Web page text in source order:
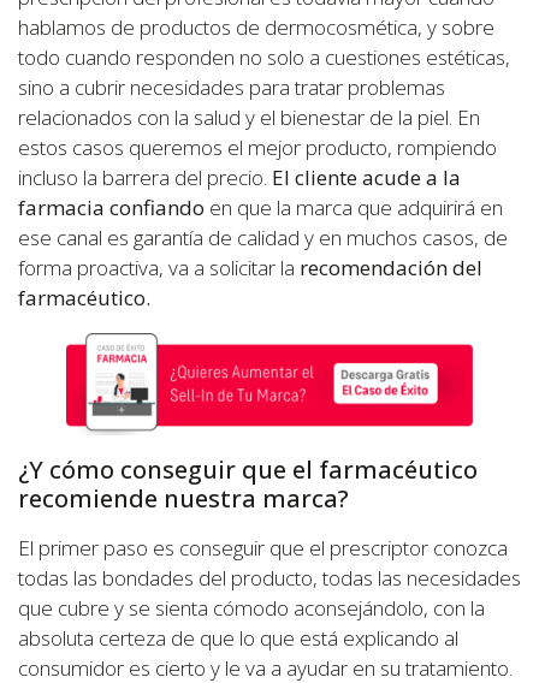
hablamos de productos de dermocosmética, y sobre
todo cuando responden no solo a cuestiones estéticas,
sino a cubrir necesidades para tratar problemas
relacionados con la salud y el bienestar de la piel. En
estos casos queremos el mejor producto, rompiendo
incluso la barrera del precio. El cliente acude a la
farmacia confiando en que la marca que adquirirá en
ese canal es garantía de calidad y en muchos casos, de
forma proactiva, va a solicitar la recomendación del
farmacéutico.
¿Y cómo conseguir que el farmacéutico
recomiende nuestra marca?
El primer paso es conseguir que el prescriptor conozca
todas las bondades del producto, todas las necesidades
que cubre y se sienta cómodo aconsejándolo, con la
absoluta certeza de que lo que está explicando al
consumidor es cierto y le va a ayudar en su tratamiento.